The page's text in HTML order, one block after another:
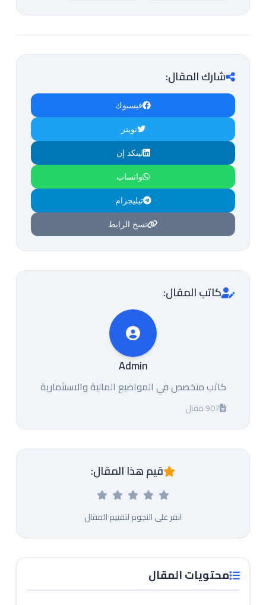
شارك المقال:
فيسبوك
تويتر
لينكد إن
واتساب
تيليجرام
نسخ الرابط
كاتب المقال:
Admin
كاتب متخصص في المواضيع المالية والاستثمارية
907 مقال
قيم هذا المقال:
انقر على النجوم لتقييم المقال
محتويات المقال